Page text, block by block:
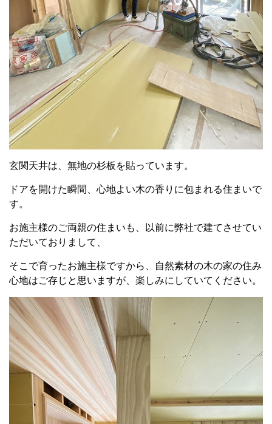
玄関天井は、無地の杉板を貼っています。
ドアを開けた瞬間、心地よい木の香りに包まれる住まいで
す。
お施主様のご両親の住まいも、以前に弊社で建てさせてい
ただいておりまして、
そこで育ったお施主様ですから、自然素材の木の家の住み
心地はご存じと思いますが、楽しみにしていてください。